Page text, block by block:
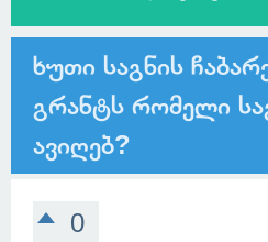
ხუთი საგნის
გრანტს რომელი
ავიღებ?
0